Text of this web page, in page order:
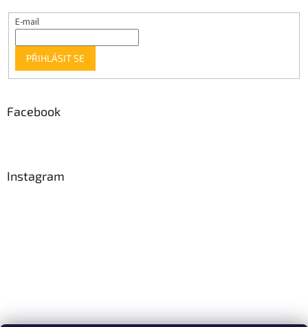
E-mail
PŘIHLÁSIT SE
Facebook
Instagram